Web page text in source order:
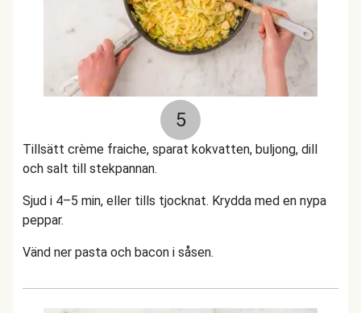
5
Tillsätt crème fraiche, sparat kokvatten, buljong, dill
och salt till stekpannan.
Sjud i 4–5 min, eller tills tjocknat. Krydda med en nypa
peppar.
Vänd ner pasta och bacon i såsen.